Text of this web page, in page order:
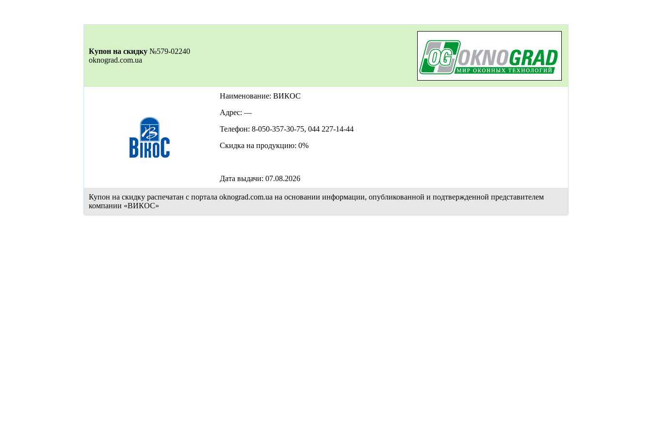
Купон на скидку №579-02240
oknograd.com.ua
Наименование: ВИКОС
Адрес: —
Телефон: 8-050-357-30-75, 044 227-14-44
Скидка на продукцию: 0%
Дата выдачи: 07.08.2026
Купон на скидку распечатан с портала oknograd.com.ua на основании информации, опубликованной и подтвержденной представителем
компании «ВИКОС»